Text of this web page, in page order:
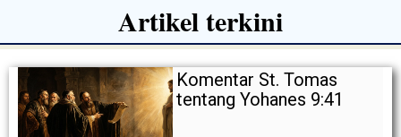
Artikel terkini
Komentar St. Tomas
tentang Yohanes 9:41